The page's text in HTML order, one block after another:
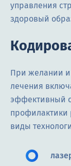
управления
здоровый
При желании и
лечения
эффективный
профилактики
виды